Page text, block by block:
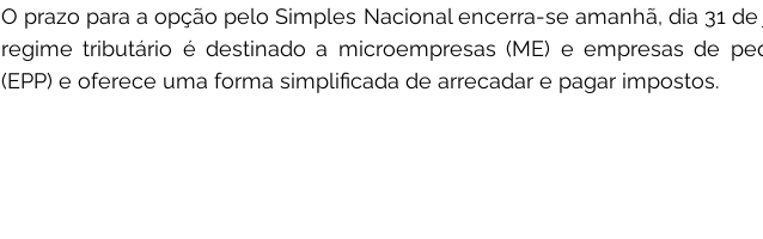
O prazo para a opção pelo Simples Nacional encerra-se amanhã, dia 31 de
regime tributário é destinado a microempresas (ME) e empresas de
(EPP) e oferece uma forma simplificada de arrecadar e pagar impostos.